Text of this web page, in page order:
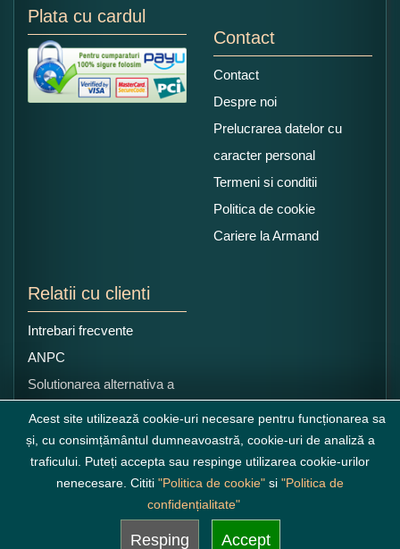
Plata cu cardul
Contact
Contact
Despre noi
Prelucrarea datelor cu
caracter personal
Termeni si conditii
Politica de cookie
Cariere la Armand
Relatii cu clienti
Intrebari frecvente
ANPC
Solutionarea alternativa a
litigiilor
Acest site utilizează cookie-uri necesare pentru funcționarea sa
și, cu consimțământul dumneavoastră, cookie-uri de analiză a
traficului. Puteți accepta sau respinge utilizarea cookie-urilor
nenecesare. Cititi "Politica de cookie" si "Politica de
confidențialitate"
Resping Accept